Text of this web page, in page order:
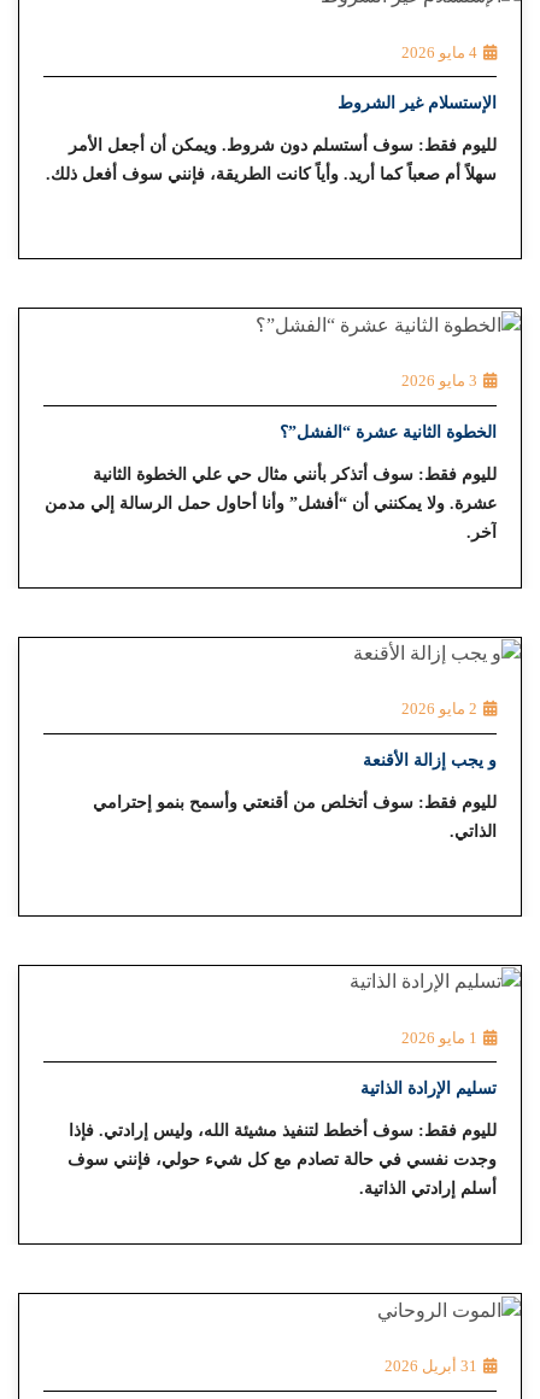
4 مايو 2026
الإستسلام غير الشروط
لليوم فقط: سوف أستسلم دون شروط. ويمكن أن أجعل الأمر
سهلاً أم صعباً كما أريد. وأياً كانت الطريقة، فإنني سوف أفعل ذلك.
3 مايو 2026
الخطوة الثانية عشرة “الفشل”؟
لليوم فقط: سوف أتذكر بأنني مثال حي علي الخطوة الثانية
عشرة. ولا يمكنني أن “أفشل” وأنا أحاول حمل الرسالة إلي مدمن
آخر.
2 مايو 2026
و يجب إزالة الأقنعة
لليوم فقط: سوف أتخلص من أقنعتي وأسمح بنمو إحترامي
الذاتي.
1 مايو 2026
تسليم الإرادة الذاتية
لليوم فقط: سوف أخطط لتنفيذ مشيئة الله، وليس إرادتي. فإذا
وجدت نفسي في حالة تصادم مع كل شيء حولي، فإنني سوف
أسلم إرادتي الذاتية.
31 أبريل 2026